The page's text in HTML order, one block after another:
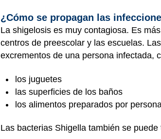
¿Cómo se propagan las
La shigelosis es muy contagiosa. Es
centros de preescolar y las escuelas.
excrementos de una persona infectada,
los juguetes
las superficies de los baños
los alimentos preparados por
Las bacterias Shigella también se